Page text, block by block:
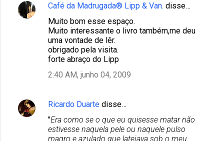
C
r
Café da Madrugada® Lipp & Van. disse…
Muito bom esse espaço.
Muito interessante o livro também,me deu
uma vontade de lêr.
obrigado pela visita.
forte abraço do Lipp
2:40 AM, junho 04, 2009
Ricardo Duarte disse…
"Era como se o que eu quisesse matar não
estivesse naquela pele ou naquele pulso
magro e azulado que latejava sob o meu